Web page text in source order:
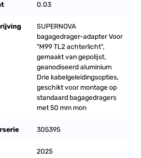
0.03
SUPERNOVA
bagagedrager-adapter Voor
"M99 TL2 achterlicht",
gemaakt van gepolijst,
geanodiseerd aluminium
Drie kabelgeleidingsopties,
geschikt voor montage op
standaard bagagedragers
met 50 mm mon
305395
2025